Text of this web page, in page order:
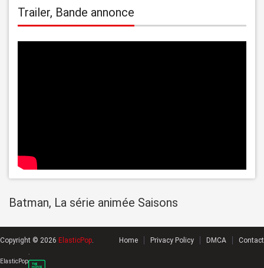
Trailer, Bande annonce
Batman, La série animée Saisons
Copyright © 2026 ElasticPop. Home Privacy Policy DMCA Contact
ElasticPop
.